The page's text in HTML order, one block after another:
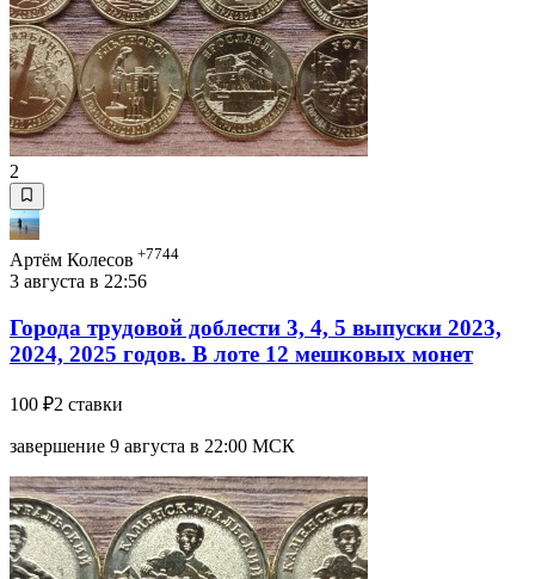
2
Артём Колесов +7744
3 августа в 22:56
Города трудовой доблести 3, 4, 5 выпуски 2023,
2024, 2025 годов. В лоте 12 мешковых монет
100 ₽2 ставки
завершение 9 августа в 22:00 МСК